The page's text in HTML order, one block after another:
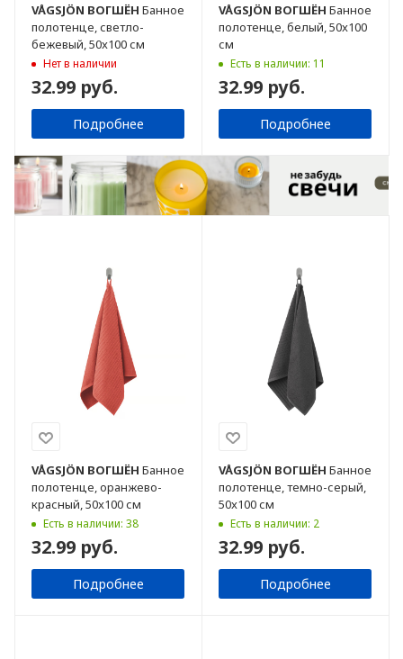
VÅGSJÖN ВОГШЁН Банное
полотенце, светло-
бежевый, 50x100 см
Нет в наличии
32.99 руб.
Подробнее
VÅGSJÖN ВОГШЁН Банное
полотенце, белый, 50x100
см
Есть в наличии: 11
32.99 руб.
Подробнее
VÅGSJÖN ВОГШЁН Банное
полотенце, оранжево-
красный, 50x100 см
Есть в наличии: 38
32.99 руб.
Подробнее
VÅGSJÖN ВОГШЁН Банное
полотенце, темно-серый,
50x100 см
Есть в наличии: 2
32.99 руб.
Подробнее